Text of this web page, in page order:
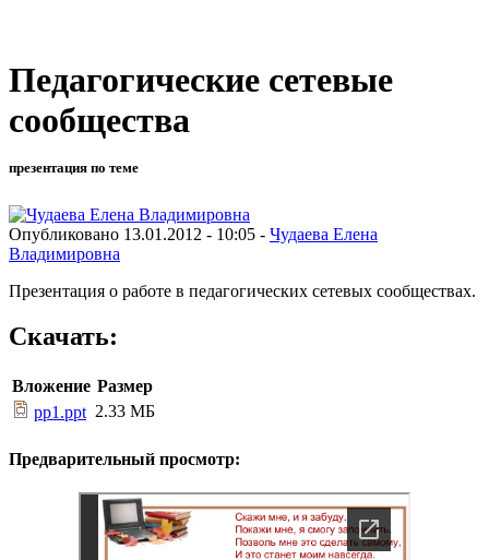
Педагогические сетевые
сообщества
презентация по теме
Опубликовано 13.01.2012 - 10:05 - Чудаева Елена
Владимировна
Презентация о работе в педагогических сетевых сообществах.
Скачать:
Вложение Размер
pp1.ppt 2.33 МБ
Предварительный просмотр: